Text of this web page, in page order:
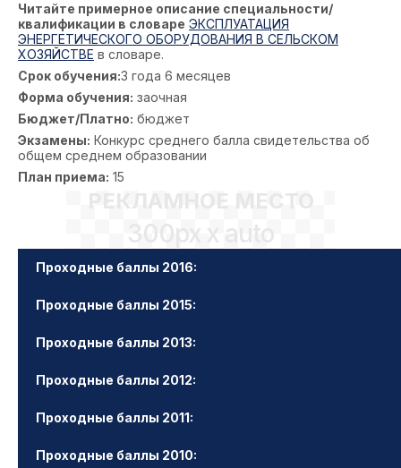
Читайте примерное описание специальности/
квалификации в словаре ЭКСПЛУАТАЦИЯ
ЭНЕРГЕТИЧЕСКОГО ОБОРУДОВАНИЯ В СЕЛЬСКОМ
ХОЗЯЙСТВЕ в словаре.
Срок обучения:3 года 6 месяцев
Форма обучения: заочная
Бюджет/Платно: бюджет
Экзамены: Конкурс среднего балла свидетельства об
общем среднем образовании
План приема: 15
РЕКЛАМНОЕ МЕСТО
300px x auto
Проходные баллы 2016:
Проходные баллы 2015:
Проходные баллы 2013:
Проходные баллы 2012:
Проходные баллы 2011:
Проходные баллы 2010: